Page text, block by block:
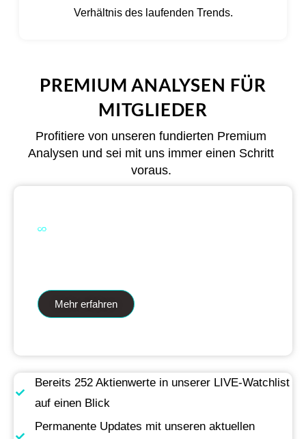
Verhältnis des laufenden Trends.
PREMIUM ANALYSEN FÜR
MITGLIEDER
Profitiere von unseren fundierten Premium
Analysen und sei mit uns immer einen Schritt
voraus.
Mehr erfahren
Bereits 252 Aktienwerte in unserer LIVE-Watchlist
auf einen Blick
Permanente Updates mit unseren aktuellen